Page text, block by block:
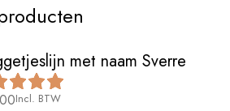
met naam Sverre
Incl. BTW